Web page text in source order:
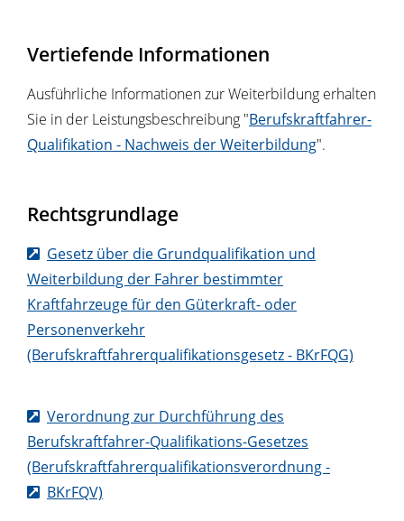
Vertiefende Informationen
Ausführliche Informationen zur Weiterbildung erhalten
Sie in der Leistungsbeschreibung "Berufskraftfahrer-
Qualifikation - Nachweis der Weiterbildung".
Rechtsgrundlage
Gesetz über die Grundqualifikation und
Weiterbildung der Fahrer bestimmter
Kraftfahrzeuge für den Güterkraft- oder
Personenverkehr
(Berufskraftfahrerqualifikationsgesetz - BKrFQG)
Verordnung zur Durchführung des
Berufskraftfahrer-Qualifikations-Gesetzes
(Berufskraftfahrerqualifikationsverordnung -
BKrFQV)